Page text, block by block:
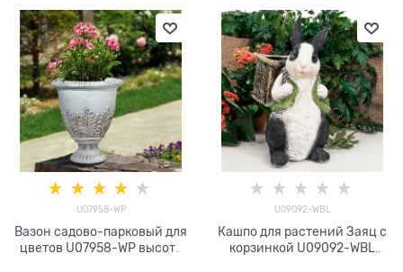
U07958-WP
Вазон садово-парковый для
цветов U07958-WP высота
U09092-WBL
Кашпо для растений Заяц с
корзинкой U09092-WBL